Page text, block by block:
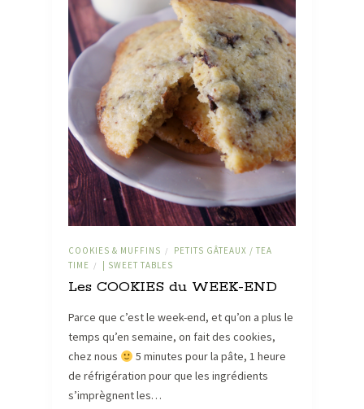
COOKIES & MUFFINS /
PETITS GÂTEAUX / TEA
TIME / | SWEET TABLES
Les COOKIES du WEEK-END
Parce que c’est le week-end, et qu’on a plus le
temps qu’en semaine, on fait des cookies,
chez nous
5 minutes pour la pâte, 1 heure
de réfrigération pour que les ingrédients
s’imprègnent les…